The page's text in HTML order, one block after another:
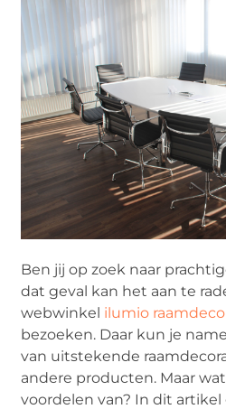
Ben jij op zoek naar
dat geval kan het aan te
webwinkel ilumio
bezoeken. Daar kun je
van uitstekende
andere producten. Maar
voordelen van? In dit